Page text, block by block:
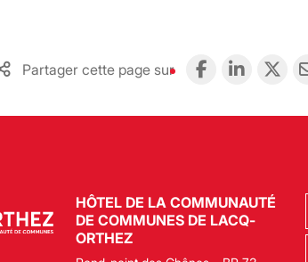
Partager cette page sur
HÔTEL DE LA COMMUNAUTÉ
DE COMMUNES DE LACQ-
ORTHEZ